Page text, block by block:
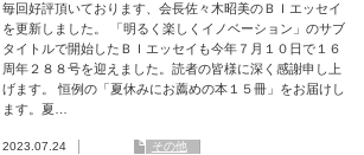
毎回好評頂いております、会長佐々木昭美のＢＩエッセイ
を更新しました。 「明るく楽しくイノベーション」のサブ
タイトルで開始したＢＩエッセイも今年７月１０日で１６
周年２８８号を迎えました。読者の皆様に深く感謝申し上
げます。 恒例の「夏休みにお薦めの本１５冊」をお届けし
ます。夏…
2023.07.24 その他